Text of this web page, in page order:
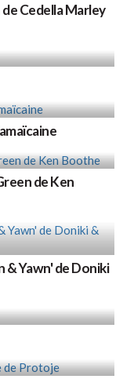
Cedella Marley
de Ken
& Yawn' de Doniki